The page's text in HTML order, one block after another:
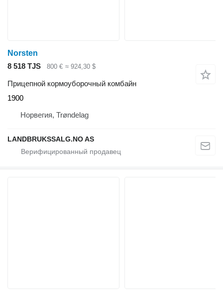
Norsten
8 518 TJS
800 € ≈ 924,30 $
Прицепной кормоуборочный комбайн
1900
Норвегия, Trøndelag
LANDBRUKSSALG.NO AS